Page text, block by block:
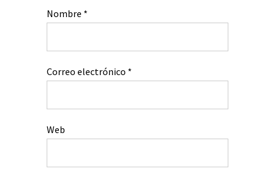
Nombre *
Correo electrónico *
Web